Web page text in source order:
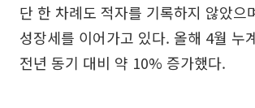
단 한 차례도 적자를 기록하지 않았으
성장세를 이어가고 있다. 올해 4월 누
전년 동기 대비 약 10% 증가했다.